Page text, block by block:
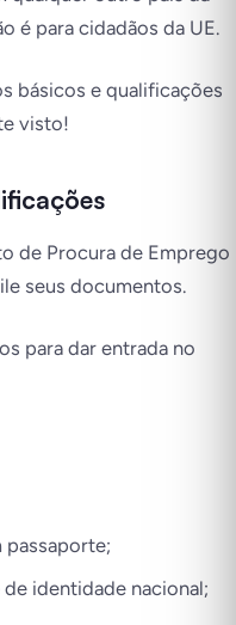
é para cidadãos da UE.
básicos e qualificações
visto!
de Procura de Emprego
seus documentos.
para dar entrada no
passaporte;
identidade nacional;